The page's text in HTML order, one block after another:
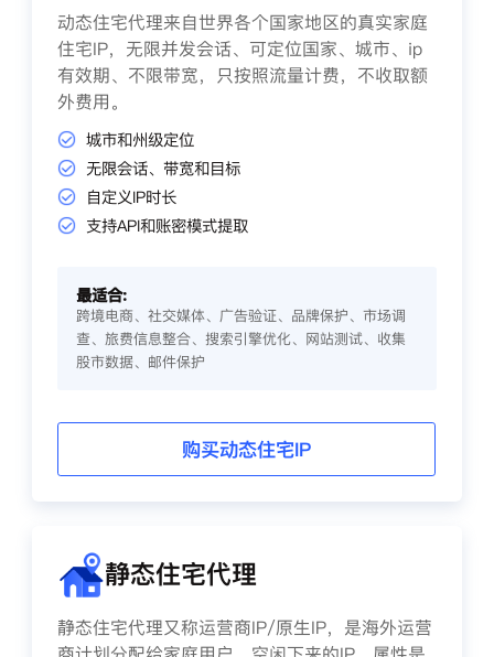
动态住宅代理来自世界各个国家地区的真实家庭
住宅IP，无限并发会话、可定位国家、城市、ip
有效期、不限带宽，只按照流量计费，不收取额
外费用。
城市和州级定位
无限会话、带宽和目标
自定义IP时长
支持API和账密模式提取
最适合:
跨境电商、社交媒体、广告验证、品牌保护、市场调
查、旅费信息整合、搜索引擎优化、网站测试、收集
股市数据、邮件保护
购买动态住宅IP
静态住宅代理
静态住宅代理又称运营商IP/原生IP，是海外运营